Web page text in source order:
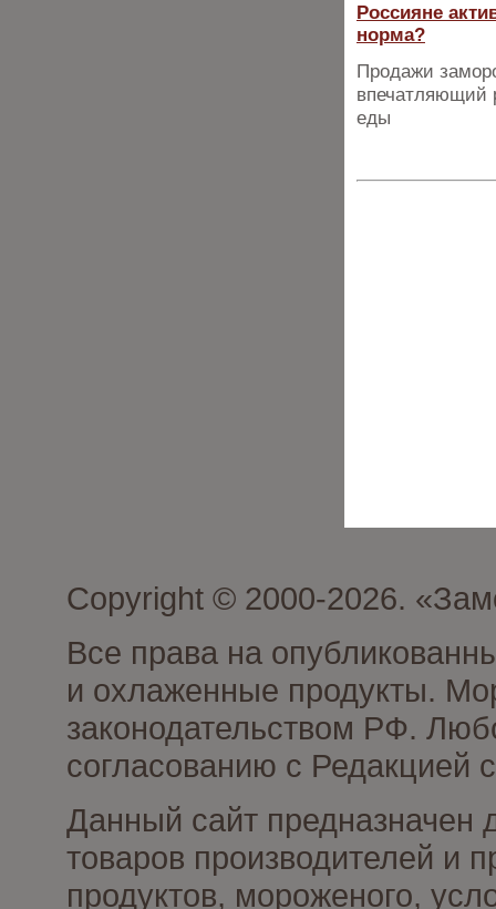
Россияне
норма?
Продажи
впечатляющий
еды
Copyright © 2000-2026.
Все права на
и охлаженные продукты.
законодательством РФ.
согласованию с Редакцией
Данный сайт предназначен
товаров производителей и
продуктов, мороженого,